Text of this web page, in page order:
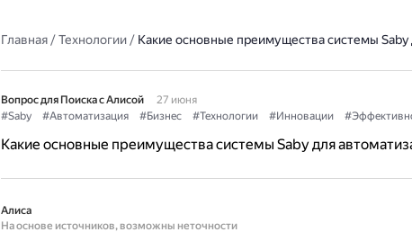
Главная/Технологии/ Какие основные преимущества системы Saby
Вопрос для Поиска с Алисой
27 июня
#Saby
#Автоматизация #Бизнес #Технологии #Инновации
Какие основные преимущества системы Saby для
Алиса
На основе источников, возможны неточности